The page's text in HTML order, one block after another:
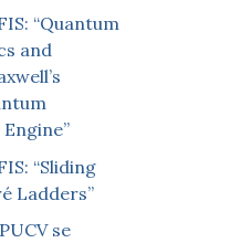
“Quantum
and
“Sliding
Ladders”
se